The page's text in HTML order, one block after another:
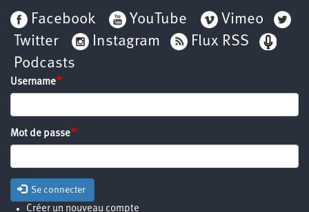
Facebook
YouTube
Vimeo
Twitter
Instagram
Flux RSS
Podcasts
Username
Mot de passe
Se connecter
Créer un nouveau compte